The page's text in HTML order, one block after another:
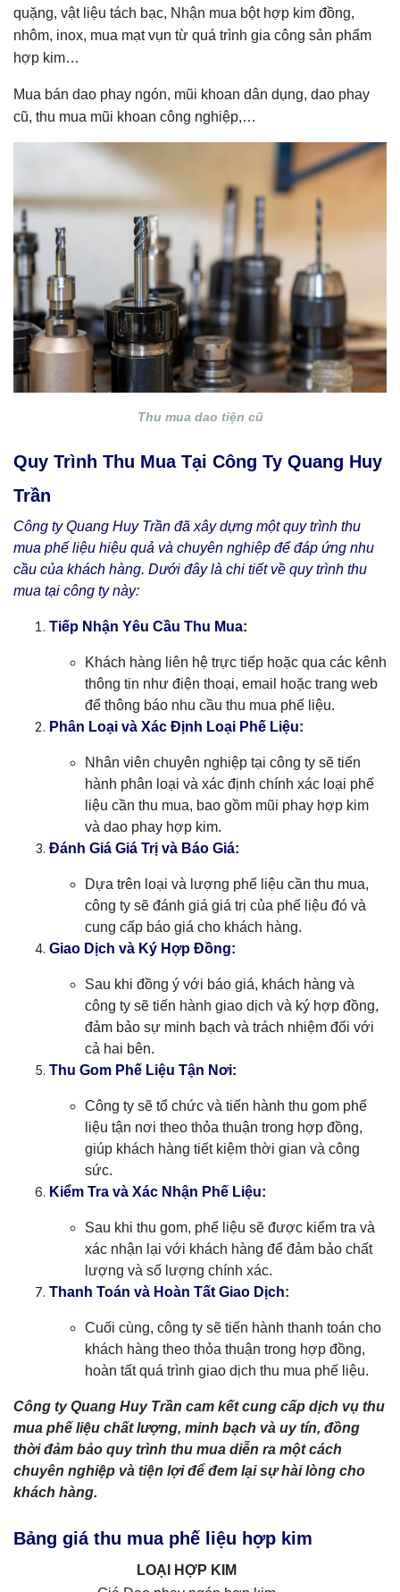
quặng, vật liệu tách bạc, Nhận mua bột hợp kim đồng,
nhôm, inox, mua mạt vụn từ quá trình gia công sản phẩm
hợp kim…
Mua bán dao phay ngón, mũi khoan dân dụng, dao phay
cũ, thu mua mũi khoan công nghiệp,…
Thu mua dao tiện cũ
Quy Trình Thu Mua Tại Công Ty Quang Huy
Trần
Công ty Quang Huy Trần đã xây dựng một quy trình thu
mua phế liệu hiệu quả và chuyên nghiệp để đáp ứng nhu
cầu của khách hàng. Dưới đây là chi tiết về quy trình thu
mua tại công ty này:
Tiếp Nhận Yêu Cầu Thu Mua:
Khách hàng liên hệ trực tiếp hoặc qua các kênh
thông tin như điện thoại, email hoặc trang web
để thông báo nhu cầu thu mua phế liệu.
Phân Loại và Xác Định Loại Phế Liệu:
Nhân viên chuyên nghiệp tại công ty sẽ tiến
hành phân loại và xác định chính xác loại phế
liệu cần thu mua, bao gồm mũi phay hợp kim
và dao phay hợp kim.
Đánh Giá Giá Trị và Báo Giá:
Dựa trên loại và lượng phế liệu cần thu mua,
công ty sẽ đánh giá giá trị của phế liệu đó và
cung cấp báo giá cho khách hàng.
Giao Dịch và Ký Hợp Đồng:
Sau khi đồng ý với báo giá, khách hàng và
công ty sẽ tiến hành giao dịch và ký hợp đồng,
đảm bảo sự minh bạch và trách nhiệm đối với
cả hai bên.
Thu Gom Phế Liệu Tận Nơi:
Công ty sẽ tổ chức và tiến hành thu gom phế
liệu tận nơi theo thỏa thuận trong hợp đồng,
giúp khách hàng tiết kiệm thời gian và công
sức.
Kiểm Tra và Xác Nhận Phế Liệu:
Sau khi thu gom, phế liệu sẽ được kiểm tra và
xác nhận lại với khách hàng để đảm bảo chất
lượng và số lượng chính xác.
Thanh Toán và Hoàn Tất Giao Dịch:
Cuối cùng, công ty sẽ tiến hành thanh toán cho
khách hàng theo thỏa thuận trong hợp đồng,
hoàn tất quá trình giao dịch thu mua phế liệu.
Công ty Quang Huy Trần cam kết cung cấp dịch vụ thu
mua phế liệu chất lượng, minh bạch và uy tín, đồng
thời đảm bảo quy trình thu mua diễn ra một cách
chuyên nghiệp và tiện lợi để đem lại sự hài lòng cho
khách hàng.
Bảng giá thu mua phế liệu hợp kim
LOẠI HỢP KIM